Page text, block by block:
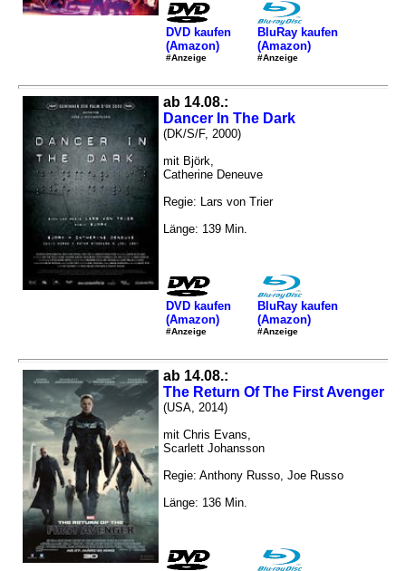
DVD kaufen
(Amazon)
#Anzeige
BluRay kaufen
(Amazon)
#Anzeige
ab 14.08.:
Dancer In The Dark
(DK/S/F, 2000)
mit Björk,
Catherine Deneuve
Regie: Lars von Trier
Länge: 139 Min.
DVD kaufen
(Amazon)
#Anzeige
BluRay kaufen
(Amazon)
#Anzeige
ab 14.08.:
The Return Of The First Avenger
(USA, 2014)
mit Chris Evans,
Scarlett Johansson
Regie: Anthony Russo, Joe Russo
Länge: 136 Min.